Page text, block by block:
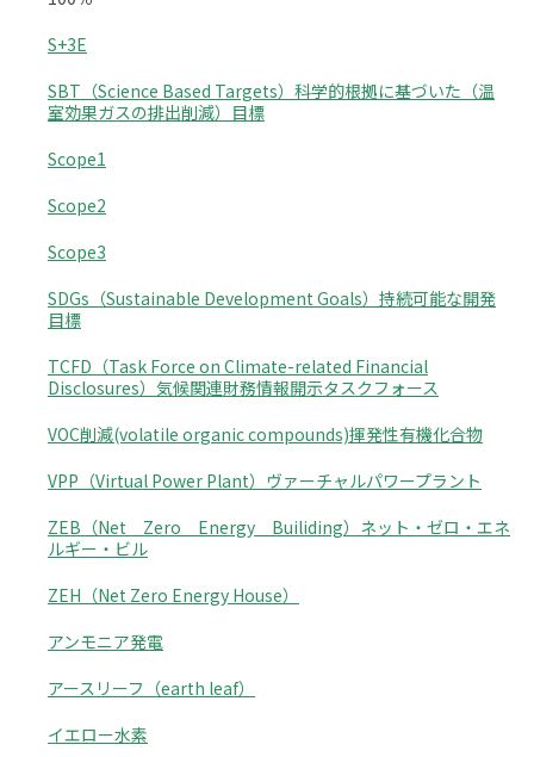
S+3E
SBT（Science Based Targets）科学的根拠に基づいた（温
室効果ガスの排出削減）目標
Scope1
Scope2
Scope3
SDGs（Sustainable Development Goals）持続可能な開発
目標
TCFD（Task Force on Climate-related Financial
Disclosures）気候関連財務情報開示タスクフォース
VOC削減(volatile organic compounds)揮発性有機化合物
VPP（Virtual Power Plant）ヴァーチャルパワープラント
ZEB（Net Zero Energy Builiding）ネット・ゼロ・エネ
ルギー・ビル
ZEH（Net Zero Energy House）
アンモニア発電
アースリーフ（earth leaf）
イエロー水素